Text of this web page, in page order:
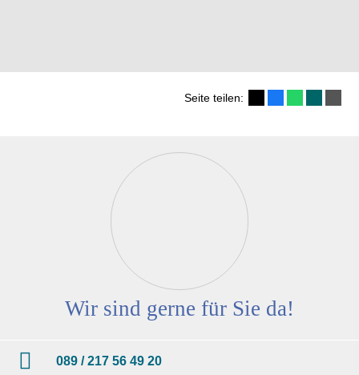
Seite teilen:
Wir sind gerne für Sie da!
089 / 217 56 49 20